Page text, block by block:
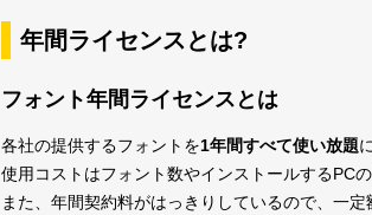
年間ライセンスとは?
フォント年間ライセンスとは
各社の提供するフォントを1年間すべて使い放題
使用コストはフォント数やインストールするPC
また、年間契約料がはっきりしているので、一定